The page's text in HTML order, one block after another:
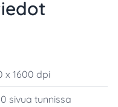
x 1600 dpi
sivua tunnissa